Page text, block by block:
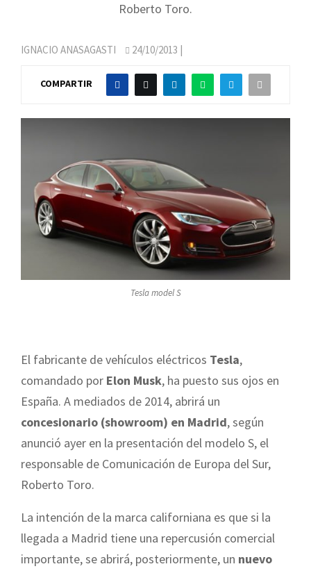
Roberto Toro.
IGNACIO ANASAGASTI 24/10/2013 |
COMPARTIR
Tesla model S
El fabricante de vehículos eléctricos Tesla,
comandado por Elon Musk, ha puesto sus ojos en
España. A mediados de 2014, abrirá un
concesionario (showroom) en Madrid, según
anunció ayer en la presentación del modelo S, el
responsable de Comunicación de Europa del Sur,
Roberto Toro.
La intención de la marca californiana es que si la
llegada a Madrid tiene una repercusión comercial
importante, se abrirá, posteriormente, un nuevo